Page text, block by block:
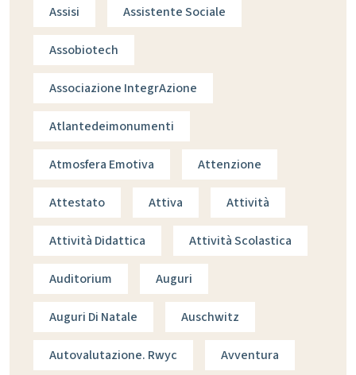
Assisi Assistente Sociale
Assobiotech
Associazione IntegrAzione
Atlantedeimonumenti
Atmosfera Emotiva Attenzione
Attestato Attiva Attività
Attività Didattica Attività Scolastica
Auditorium Auguri
Auguri Di Natale Auschwitz
Autovalutazione. Rwyc Avventura